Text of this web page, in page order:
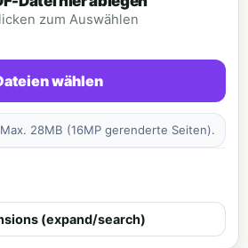
zum Auswählen
wählen
28MB (16MP gerenderte Seiten).
(expand/search)